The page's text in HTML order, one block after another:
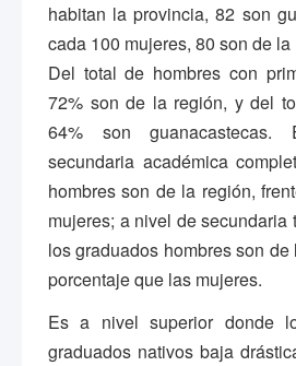
habitan la provincia, 82 son
cada 100 mujeres, 80 son de la
Del total de hombres con
72% son de la región, y del
64% son
secundaria académica
hombres son de la región,
mujeres; a nivel de secundaria
los graduados hombres son
porcentaje que las mujeres.
Es a nivel superior donde
graduados nativos baja